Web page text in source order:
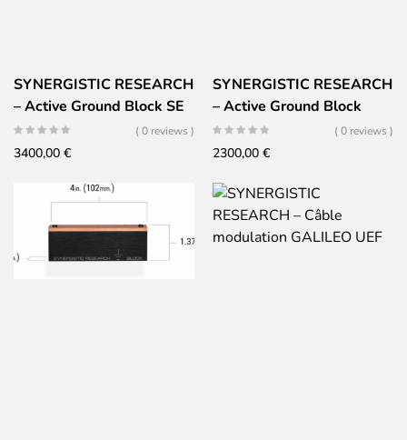
SYNERGISTIC RESEARCH
– Active Ground Block SE
( 0 reviews )
3400,00 €
SYNERGISTIC RESEARCH
– Active Ground Block
( 0 reviews )
2300,00 €